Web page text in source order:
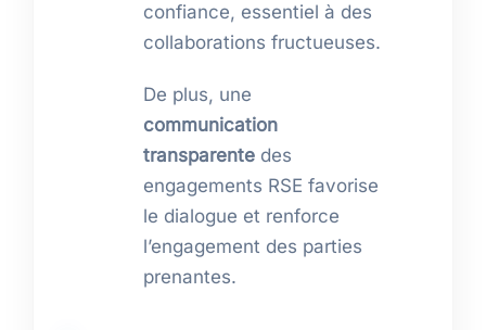
confiance, essentiel à des
collaborations fructueuses.
De plus, une
communication
transparentedes
engagements RSE favorise
le dialogue et renforce
l’engagement des parties
prenantes.